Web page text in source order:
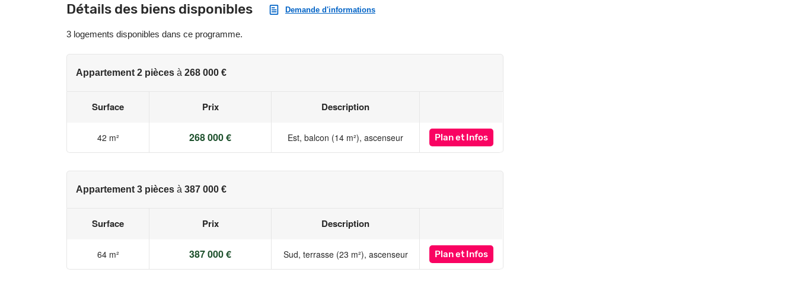
Les informations sur les risques auxquels ce bien est exposé sont disponibles sur le site Géorisques :
Détails des biens disponibles Demande d'informations
3 logements disponibles dans ce programme.
Appartement 2 pièces à 268 000 €
Surface Prix Description
42 m² 268 000 € Est, balcon (14 m²), ascenseur Planet Infos
Appartement 3 pièces à 387 000 €
Surface Prix Description
64 m² 387 000 € Sud, terrasse (23 m²), ascenseur Planet Infos